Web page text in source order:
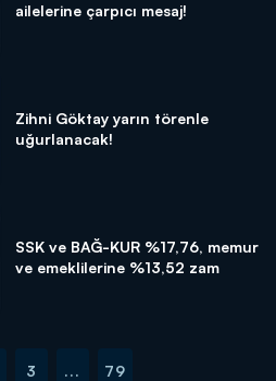
ailelerine çarpıcı mesaj!
Zihni Göktay yarın törenle
uğurlanacak!
SSK ve BAĞ-KUR %17,76, memur
ve emeklilerine %13,52 zam
3 ... 79